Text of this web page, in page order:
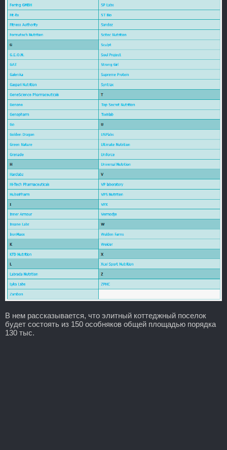
В нем рассказывается, что элитный коттеджный поселок
будет состоять из 150 особняков общей площадью порядка
130 тыс.